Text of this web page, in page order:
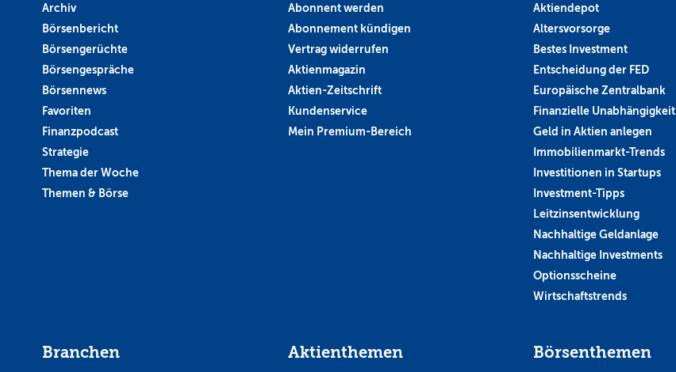
Archiv
Börsenbericht
Börsengerüchte
Börsengespräche
Börsennews
Favoriten
Finanzpodcast
Strategie
Thema der Woche
Themen & Börse
Abonnent werden
Abonnement kündigen
Vertrag widerrufen
Aktienmagazin
Aktien-Zeitschrift
Kundenservice
Mein Premium-Bereich
Aktiendepot
Altersvorsorge
Bestes Investment
Entscheidung der FED
Europäische Zentralbank
Finanzielle Unabhängigkeit
Geld in Aktien anlegen
Immobilienmarkt-Trends
Investitionen in Startups
Investment-Tipps
Leitzinsentwicklung
Nachhaltige Geldanlage
Nachhaltige Investments
Optionsscheine
Wirtschaftstrends
Branchen Aktienthemen Börsenthemen